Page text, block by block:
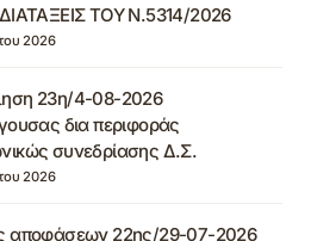
ΤΟΥ Ν.5314/2026
2026
23η/4-08-2026
δια περιφοράς
συνεδρίασης Δ.Σ.
2026
αποφάσεων 22ης/29-07-2026